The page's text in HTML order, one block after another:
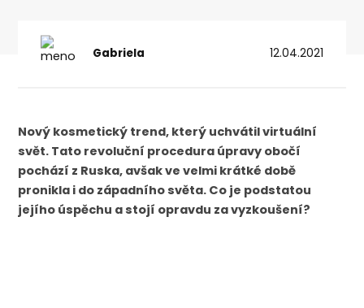
Gabriela 12.04.2021
Nový kosmetický trend, který uchvátil virtuální
svět. Tato revoluční procedura úpravy obočí
pochází z Ruska, avšak ve velmi krátké době
pronikla i do západního světa. Co je podstatou
jejího úspěchu a stojí opravdu za vyzkoušení?